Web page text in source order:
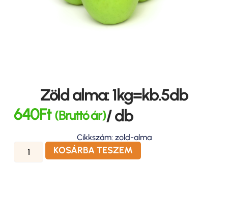
Zöld alma: 1kg=kb.5db
640Ft (Bruttó ár)/ db
Cikkszám: zold-alma
KOSÁRBA TESZEM